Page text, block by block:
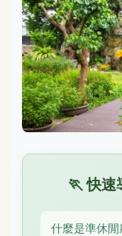
🏃 快速
什麼是準休